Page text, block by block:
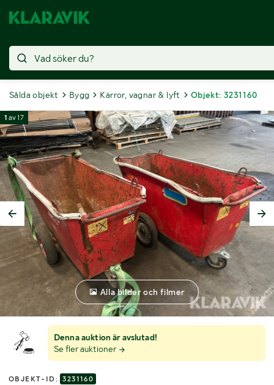
Sålda objekt Bygg Kärror, vagnar & lyft Objekt: 3231160
Denna auktion är avslutad!
Se fler auktioner
OBJEKT-ID: 3231160
1 av17
Alla bilder och filmer